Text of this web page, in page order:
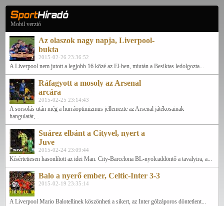
Mobil verzió
Az olaszok nagy napja, Liverpool-
bukta
2015-02-26 23:36:52
A Liverpool nem jutott a legjobb 16 közé az El-ben, miután a Besiktas ledolgozta...
Ráfagyott a mosoly az Arsenal
arcára
2015-02-25 23:14:43
A sorsolás után még a hurráoptimizmus jellemezte az Arsenal játékosainak
hangulatát,...
Suárez elbánt a Cityvel, nyert a
Juve
2015-02-24 23:09:44
Kísértetiesen hasonlított az idei Man. City-Barcelona BL-nyolcaddöntő a tavalyira, a...
Balo a nyerő ember, Celtic-Inter 3-3
2015-02-19 23:35:14
A Liverpool Mario Balotellinek köszönheti a sikert, az Inter gólzáporos döntetlent...